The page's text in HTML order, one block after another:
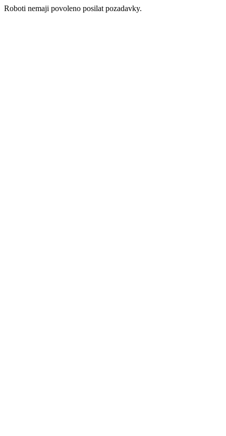
Roboti nemaji povoleno posilat pozadavky.